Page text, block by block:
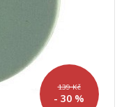
139 Kč
- 30 %